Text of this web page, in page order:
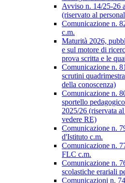
Avviso n. 14/25-26
(riservato al
Comunicazione n.
c.m.
Maturità 2026,
e sul motore di
prova scritta e le
Comunicazione n.
scrutini
della conoscenza)
Comunicazione n.
sportello
2025/26 (riservata
vedere RE)
Comunicazione n.
d'Istituto c.m.
Comunicazione n.
FLC c.m.
Comunicazione n.
scolastiche erariali
Comunicazioni n.